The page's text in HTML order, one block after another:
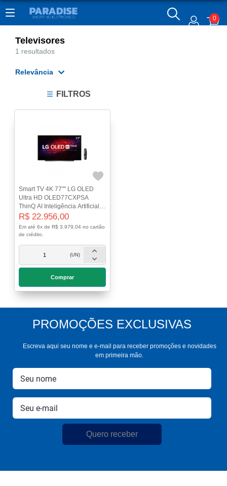
0
Televisores
1 resultados
Relevância
Ordem Alfabética
FILTROS
Smart TV 4K 77"" LG OLED
Ultra HD OLED77CXPSA
ThinQ AI Inteligência Artificial
webOS 5.0 HDR Ativo 4 HDMI
3 USB
R$ 22.956,00
Em até 6x de R$ 3.979,04 no cartão
de crédito.
Comprar
PROMOÇÕES EXCLUSIVAS
Escreva aqui seu nome e e-mail para receber promoções e novidades
em primeira mão.
Quero receber